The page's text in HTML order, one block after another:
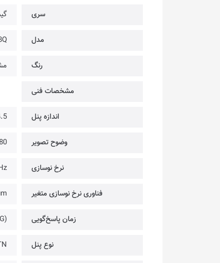
سری
مدل
رنگ
مشخصات فنی
اندازه پنل
وضوح تصویر
نرخ نوسازی
فناوری نرخ نوسازی متغیر
زمان پاسخ‌گویی
نوع پنل